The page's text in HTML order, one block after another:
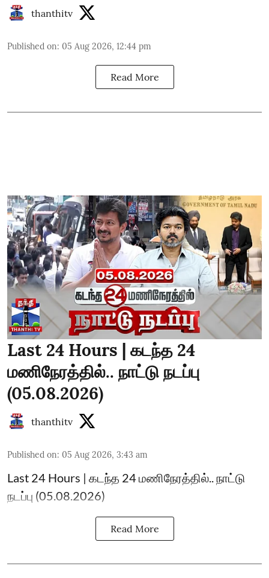
thanthitv
Published on: 05 Aug 2026, 12:44 pm
Read More
Last 24 Hours | கடந்த 24
மணிநேரத்தில்.. நாட்டு நடப்பு
(05.08.2026)
thanthitv
Published on: 05 Aug 2026, 3:43 am
Last 24 Hours | கடந்த 24 மணிநேரத்தில்.. நாட்டு
நடப்பு (05.08.2026)
Read More